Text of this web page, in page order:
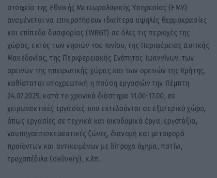
στοιχεία της Εθνικής Μετεωρολογικής Υπηρεσίας (ΕΜΥ)
αναμένεται να επικρατήσουν ιδιαίτερα υψηλές θερμοκρασίες
και επίπεδα δυσφορίας (WBGT) σε όλες τις περιοχές της
χώρας, εκτός των νησιών του Ιονίου, της Περιφέρειας Δυτικής
Μακεδονίας, της Περιφερειακής Ενότητας Ιωαννίνων, των
ορεινών της ηπειρωτικής χώρας και των ορεινών της Κρήτης,
καθίσταται υποχρεωτική η παύση εργασιών την Πέμπτη
24.07.2025, κατά το χρονικό διάστημα 11.00-17.00, σε
χειρωνακτικές εργασίες που εκτελούνται σε εξωτερικό χώρο,
όπως εργασίες σε τεχνικά και οικοδομικά έργα, εργοτάξια,
ναυπηγοεπισκευαστικές ζώνες, διανομή και μεταφορά
προϊόντων και αντικειμένων με δίτροχο όχημα, πατίνι,
τροχοπέδιλα (delivery), κ.λπ.